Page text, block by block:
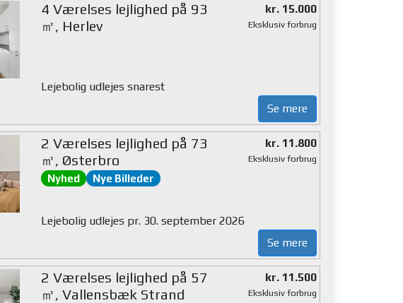
4 Værelses lejlighed på 93
㎡, Herlev
kr. 15.000
Eksklusiv forbrug
Lejebolig udlejes snarest
Se mere
2 Værelses lejlighed på 73
㎡, Østerbro
Nyhed Nye Billeder
kr. 11.800
Eksklusiv forbrug
Lejebolig udlejes pr. 30. september 2026
Se mere
2 Værelses lejlighed på 57
㎡, Vallensbæk Strand
kr. 11.500
Eksklusiv forbrug